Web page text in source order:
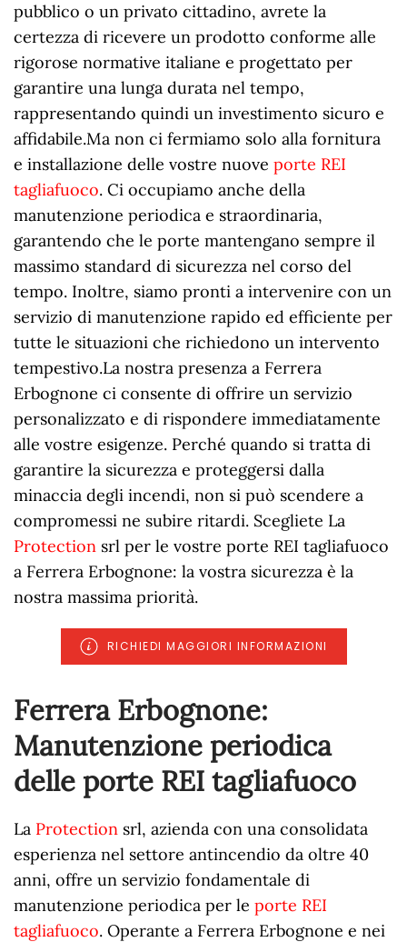
pubblico o un privato cittadino, avrete la
certezza di ricevere un prodotto conforme alle
rigorose normative italiane e progettato per
garantire una lunga durata nel tempo,
rappresentando quindi un investimento sicuro e
affidabile.Ma non ci fermiamo solo alla fornitura
e installazione delle vostre nuove porte REI
tagliafuoco. Ci occupiamo anche della
manutenzione periodica e straordinaria,
garantendo che le porte mantengano sempre il
massimo standard di sicurezza nel corso del
tempo. Inoltre, siamo pronti a intervenire con un
servizio di manutenzione rapido ed efficiente per
tutte le situazioni che richiedono un intervento
tempestivo.La nostra presenza a Ferrera
Erbognone ci consente di offrire un servizio
personalizzato e di rispondere immediatamente
alle vostre esigenze. Perché quando si tratta di
garantire la sicurezza e proteggersi dalla
minaccia degli incendi, non si può scendere a
compromessi ne subire ritardi. Scegliete La
Protection srl per le vostre porte REI tagliafuoco
a Ferrera Erbognone: la vostra sicurezza è la
nostra massima priorità.
RICHIEDI MAGGIORI INFORMAZIONI
Ferrera Erbognone:
Manutenzione periodica
delle porte REI tagliafuoco
La Protection srl, azienda con una consolidata
esperienza nel settore antincendio da oltre 40
anni, offre un servizio fondamentale di
manutenzione periodica per le porte REI
tagliafuoco. Operante a Ferrera Erbognone e nei